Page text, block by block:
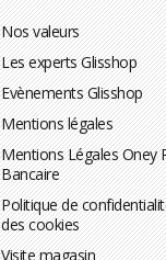
Nos valeurs
Les experts Glisshop
Evènements Glisshop
Mentions légales
Mentions Légales Oney
Bancaire
Politique de
des cookies
Visite magasin